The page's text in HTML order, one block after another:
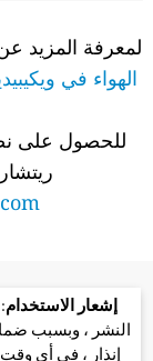
لمعرفة المزيد
الهواء في
للحصول على
إشعار الاستخدام
النشر ، وبسبب
إنذار ، في أي